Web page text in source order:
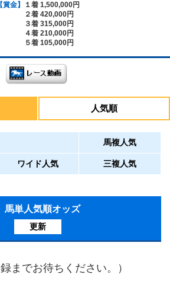
【賞金】
１着 1,500,000円
２着 420,000円
３着 315,000円
４着 210,000円
５着 105,000円
人気順
馬複人気
ワイド人気 三複人気
馬単人気順オッズ
更新
録までお待ちください。）